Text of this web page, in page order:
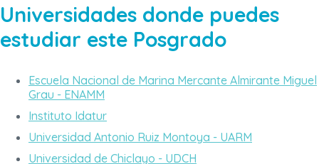
Universidades donde puedes
estudiar este Posgrado
Escuela Nacional de Marina Mercante Almirante Miguel
Grau - ENAMM
Instituto Idatur
Universidad Antonio Ruiz Montoya - UARM
Universidad de Chiclayo - UDCH